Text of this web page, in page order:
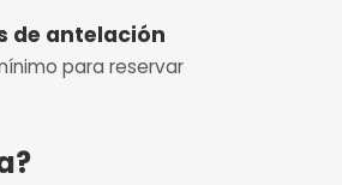
de antelación
para reservar